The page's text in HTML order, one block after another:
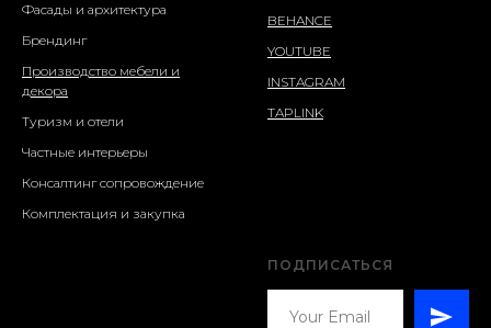
Фасады и архитектура
Брендинг
Производство мебели и
декора
Туризм и отели
Частные интерьеры
Консалтинг сопровождение
Комплектация и закупка
BEHANCE
YOUTUBE
INSTAGRAM
TAPLINK
ПОДПИСАТЬСЯ